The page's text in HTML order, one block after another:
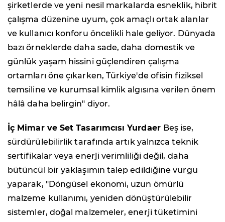
şirketlerde ve yeni nesil markalarda esneklik, hibrit
çalışma düzenine uyum, çok amaçlı ortak alanlar
ve kullanıcı konforu öncelikli hale geliyor. Dünyada
bazı örneklerde daha sade, daha domestik ve
günlük yaşam hissini güçlendiren çalışma
ortamları öne çıkarken, Türkiye'de ofisin fiziksel
temsiline ve kurumsal kimlik algısına verilen önem
hâlâ daha belirgin" diyor.
İç Mimar ve Set Tasarımcısı Yurdaer Beş ise,
sürdürülebilirlik tarafında artık yalnızca teknik
sertifikalar veya enerji verimliliği değil, daha
bütüncül bir yaklaşımın talep edildiğine vurgu
yaparak, "Döngüsel ekonomi, uzun ömürlü
malzeme kullanımı, yeniden dönüştürülebilir
sistemler, doğal malzemeler, enerji tüketimini